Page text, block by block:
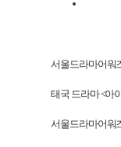
서울드라마어워
태국 드라마<아
서울드라마어워